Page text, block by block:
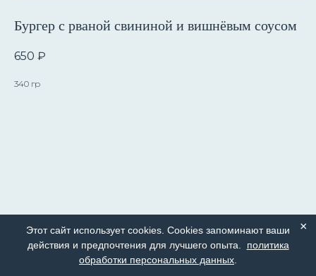
Бургер с рваной свининой и вишнёвым соусом
650 ₽
340 гр
×
Этот сайт использует cookies. Cookies запоминают ваши
действия и предпочтения для лучшего опыта.
политика
обработки персональных данных